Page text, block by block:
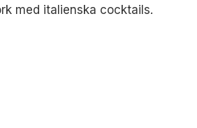
med italienska cocktails.